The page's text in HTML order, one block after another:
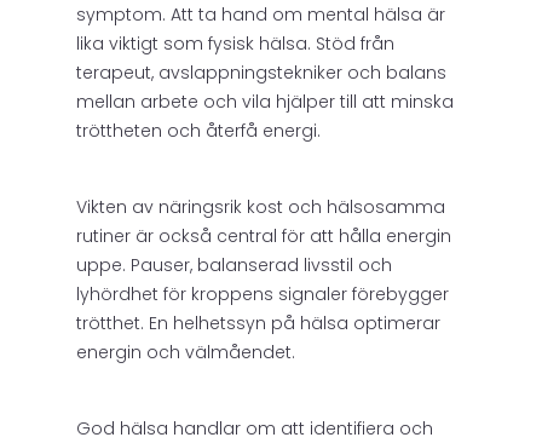
symptom. Att ta hand om mental hälsa är
lika viktigt som fysisk hälsa. Stöd från
terapeut, avslappningstekniker och balans
mellan arbete och vila hjälper till att minska
tröttheten och återfå energi.
Vikten av näringsrik kost och hälsosamma
rutiner är också central för att hålla energin
uppe. Pauser, balanserad livsstil och
lyhördhet för kroppens signaler förebygger
trötthet. En helhetssyn på hälsa optimerar
energin och välmåendet.
God hälsa handlar om att identifiera och